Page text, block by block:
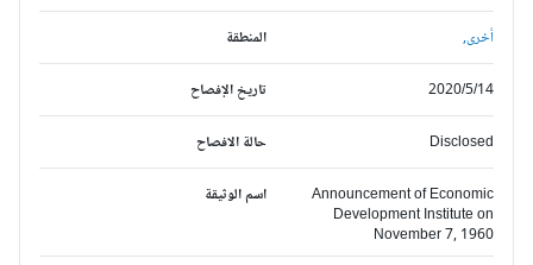
المنطقة أخرى,
تاريخ الإفصاح 2020/5/14
حالة الافصاح Disclosed
اسم الوثيقة
Announcement of Economic
Development Institute on
November 7, 1960